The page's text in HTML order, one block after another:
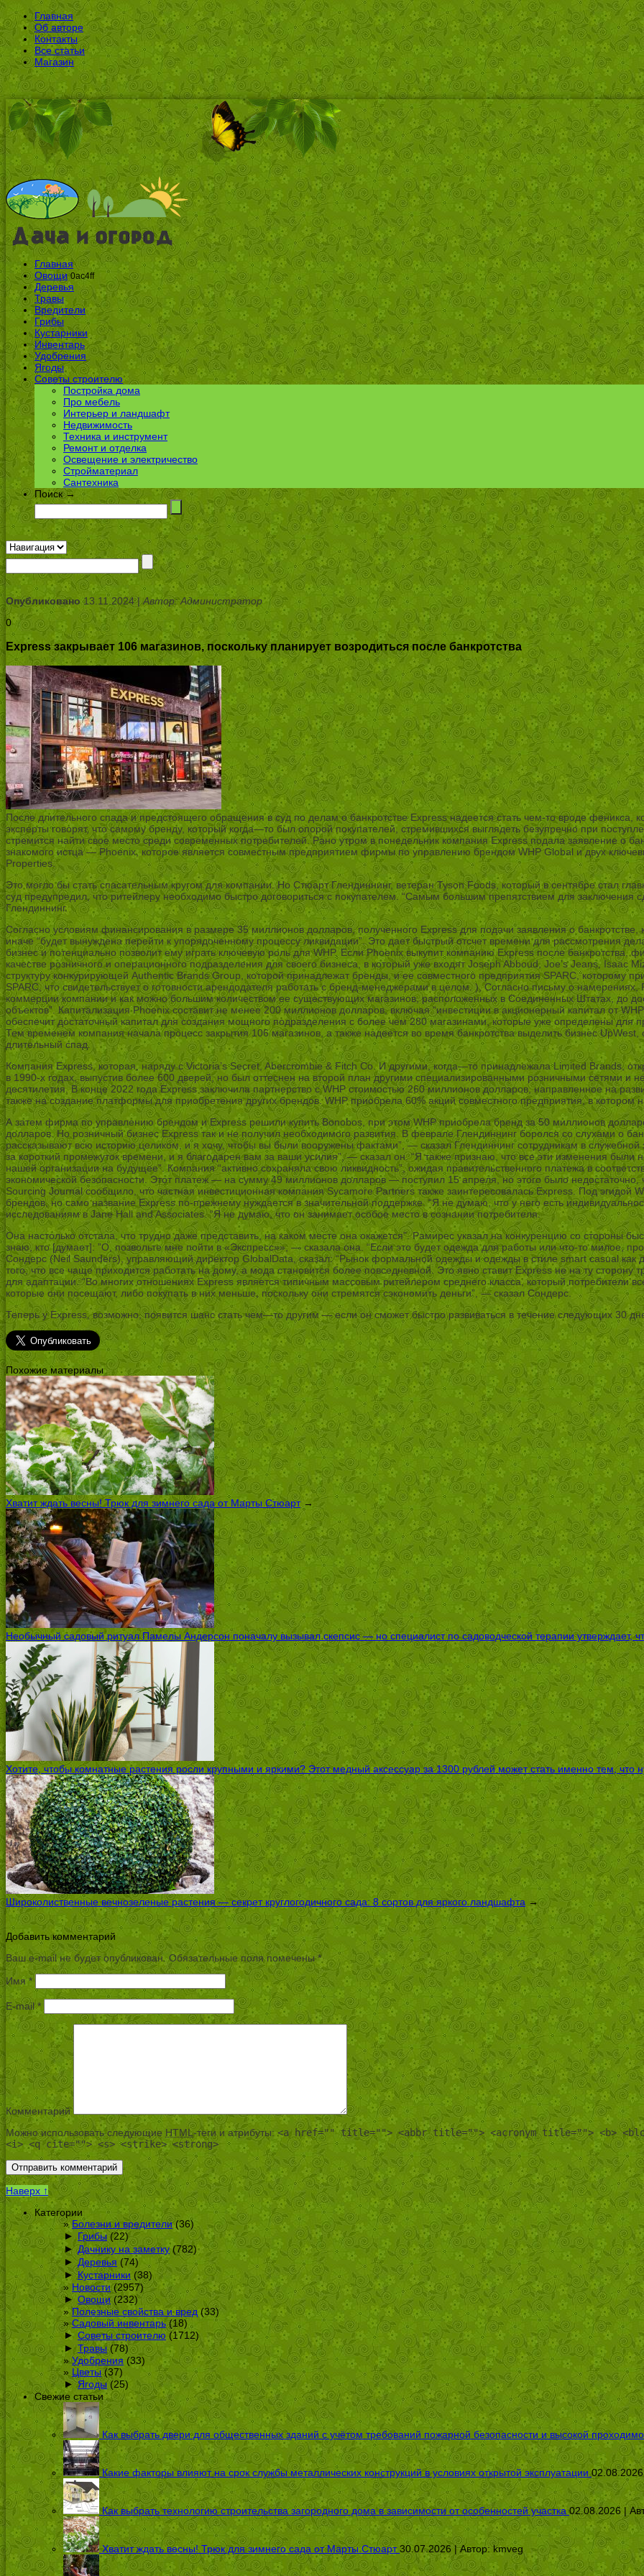
Главная
Об авторе
Контакты
Все статьи
Магазин
Главная
Овощи 0ac4ff
Деревья
Травы
Вредители
Грибы
Кустарники
Инвентарь
Удобрения
Ягоды
Советы строителю
Постройка дома
Про мебель
Интерьер и ландшафт
Недвижимость
Техника и инструмент
Ремонт и отделка
Освещение и электричество
Стройматериал
Сантехника
Поиск →
Опубликовано13.11.2024 |Автор: Администратор
0
Express закрывает 106 магазинов, поскольку планирует возродиться после банкротства
После длительного спада и предстоящего обращения в суд по делам о банкротстве Express надеется стать чем-то вроде феникса,
эксперты говорят, что самому бренду, который когда—то был опорой покупателей, стремившихся выглядеть безупречно при
стремится найти свое место среди современных потребителей. Рано утром в понедельник компания Express подала заявление о
знакомого истца — Phoenix, которое является совместным предприятием фирмы по управлению брендом WHP Global и двух
Properties.
Это могло бы стать спасательным кругом для компании. Но Стюарт Глендиннинг, ветеран Tyson Foods, который в сентябре стал
суд предупредил, что ритейлеру необходимо быстро договориться с покупателем. “Самым большим препятствием для
Глендиннинг.
Согласно условиям финансирования в размере 35 миллионов долларов, полученного Express для подачи заявления о
иначе “будет вынуждена перейти к упорядоченному процессу ликвидации”. Это дает быстрый отсчет времени для рассмотрения
бизнес и потенциально позволит ему играть ключевую роль для WHP. Если Phoenix выкупит компанию Express после
качестве розничного и операционного подразделения для своего бизнеса, в который уже входят Joseph Abboud, Joe’s Jeans, Isaac
структуру конкурирующей Authentic Brands Group, которой принадлежат бренды, и ее совместного предприятия SPARC, которому
SPARC, что свидетельствует о готовности арендодателя работать с бренд-менеджерами в целом. ), Согласно письму о
коммерции компании и как можно большим количеством ее существующих магазинов, расположенных в Соединенных Штатах, до
объектов”. Капитализация Phoenix составит не менее 200 миллионов долларов, включая “инвестиции в акционерный капитал от
обеспечит достаточный капитал для создания мощного подразделения с более чем 280 магазинами, которые уже определены для
Тем временем компания начала процесс закрытия 106 магазинов, а также надеется во время банкротства выделить бизнес
длительный спад.
Компания Express, которая, наряду с Victoria’s Secret, Abercrombie & Fitch Co. И другими, когда—то принадлежала Limited Brands,
в 1990-х годах, выпустив более 600 дверей, но был оттеснен на второй план другими специализированными розничными сетями и
десятилетия. В конце 2022 года Express заключила партнерство с WHP стоимостью 260 миллионов долларов, направленное на
также на создание платформы для приобретения других брендов. WHP приобрела 60% акций совместного предприятия, в котором
А затем фирма по управлению брендом и Express решили купить Bonobos, при этом WHP приобрела бренд за 50 миллионов
долларов. Но розничный бизнес Express так и не получил необходимого развития. В феврале Глендиннинг боролся со слухами о
рассказывают всю историю целиком, и я хочу, чтобы вы были вооружены фактами”, — сказал Глендиннинг сотрудникам в
за короткий промежуток времени, и я благодарен вам за ваши усилия”, — сказал он. “Я также признаю, что все эти изменения
нашей организации на будущее”. Компания “активно сохраняла свою ликвидность”, ожидая правительственного платежа в
экономической безопасности. Этот платеж — на сумму 49 миллионов долларов — поступил 15 апреля, но этого было недостаточно,
Sourcing Journal сообщило, что частная инвестиционная компания Sycamore Partners также заинтересовалась Express. Под эгидой
брендов, но само название Express по-прежнему нуждается в значительной поддержке. “Я не думаю, что у него есть
исследованиям в Jane Hali and Associates. “Я не думаю, что он занимает особое место в сознании потребителя.
Она настолько отстала, что трудно даже представить, на каком месте она окажется”. Рамирес указал на конкуренцию со стороны
знаю, кто [думает]: ”О, позвольте мне пойти в «Экспресс»», — сказала она. “Если это будет одежда для работы или что-то милое,
Сондерс (Neil Saunders), управляющий директор GlobalData, сказал: “Рынок формальной одежды и одежды в стиле smart casual как
того, что все чаще приходится работать на дому, а мода становится более повседневной. Это явно ставит Express не на ту
для адаптации. “Во многих отношениях Express является типичным массовым ритейлером среднего класса, который потребители
которые они посещают, либо покупать в них меньше, поскольку они стремятся сэкономить деньги”, — сказал Сондерс.
Теперь у Express, возможно, появится шанс стать чем—то другим — если он сможет быстро развиваться в течение следующих 30
Похожие материалы
Хватит ждать весны! Трюк для зимнего сада от Марты Стюарт→
Необычный садовый ритуал Памелы Андерсон поначалу вызывал скепсис — но специалист по садоводческой терапии утверждает,
Хотите, чтобы комнатные растения росли крупными и яркими? Этот медный аксессуар за 1300 рублей может стать именно тем, что
Широколиственные вечнозеленые растения — секрет круглогодичного сада: 8 сортов для яркого ландшафта →
Добавить комментарий
Ваш e-mail не будет опубликован. Обязательные поля помечены*
Имя *
E-mail*
Комментарий
Можно использовать следующие HTML-теги и атрибуты:<a href="" title=""> <abbr title=""> <acronym title=""> <b>
<i> <q cite=""> <s> <strike> <strong>
Наверх ↑
Категории
Болезни и вредители(36)
► Грибы (22)
► Дачнику на заметку(782)
► Деревья (74)
► Кустарники (38)
Новости(2957)
► Овощи(232)
Полезные свойства и вред(33)
Садовый инвентарь(18)
► Советы строителю (1712)
► Травы(78)
Удобрения (33)
Цветы(37)
► Ягоды(25)
Свежие статьи
Как выбрать двери для общественных зданий с учётом требований пожарной безопасности и высокой
Какие факторы влияют на срок службы металлических конструкций в условиях открытой эксплуатации
Как выбрать технологию строительства загородного дома в зависимости от особенностей участка 02.08.2026 |
Хватит ждать весны! Трюк для зимнего сада от Марты Стюарт 30.07.2026 | Автор:kmveg